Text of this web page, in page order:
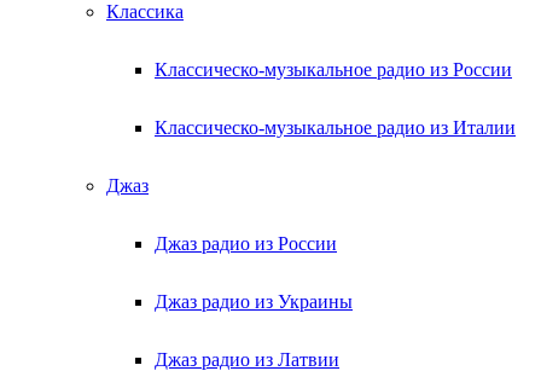
Классика
Классическо-музыкальное радио из России
Классическо-музыкальное радио из Италии
Джаз
Джаз радио из России
Джаз радио из Украины
Джаз радио из Латвии